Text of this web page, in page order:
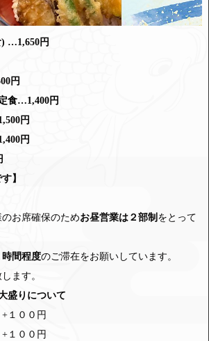
…1,650円
円
食…1,400円
円
円
】
お席確保のためお昼営業は２部制 をとって
間程度のご滞在をお願いしています。
ます。
盛りについて
１００円
００円